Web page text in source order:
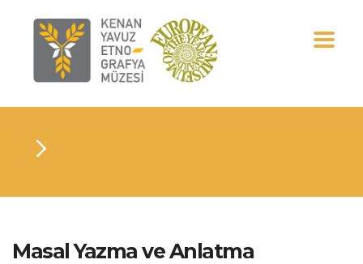
Masal Yazma ve Anlatma